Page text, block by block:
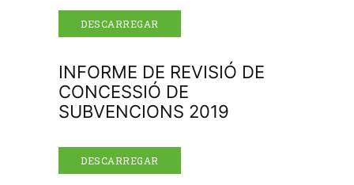
DESCARREGAR
INFORME DE REVISIÓ DE
CONCESSIÓ DE
SUBVENCIONS 2019
DESCARREGAR